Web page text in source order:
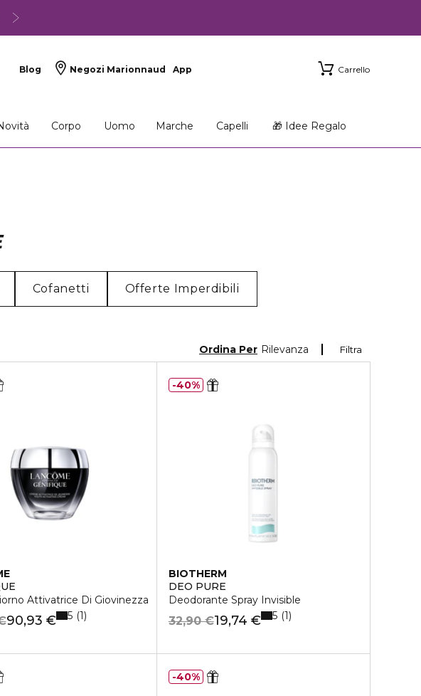
Blog Negozi Marionnaud App Carrello
Corpo Uomo Marche Capelli 🎁 Idee Regalo
Cofanetti Offerte Imperdibili
Filtra
Ordina Per Rilevanza
Attivatrice Di Giovinezza
90,93 € 5 1
BIOTHERM
DEO PURE
Deodorante Spray Invisible
19,74 €
32,90 € 5 1
40%
40%